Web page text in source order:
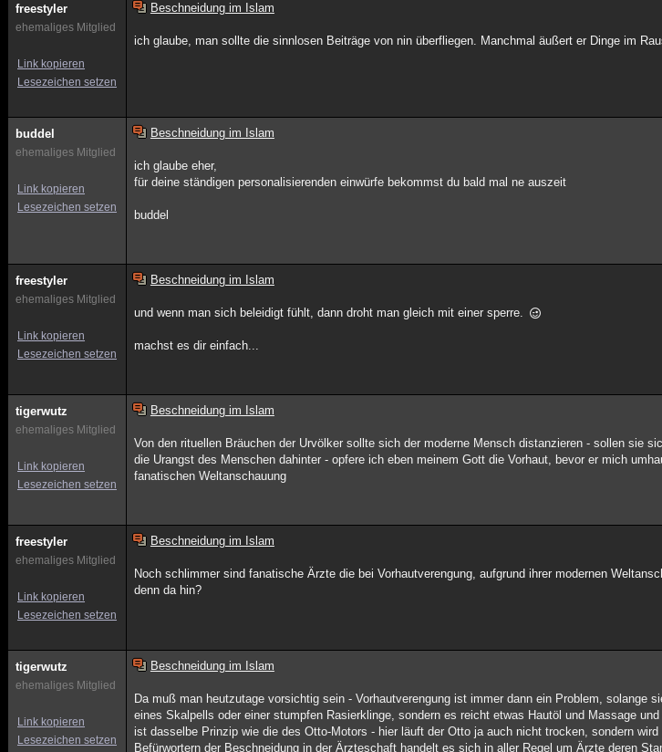
freestyler
ehemaliges Mitglied
Link kopieren
Lesezeichen setzen
Beschneidung im Islam
ich glaube, man sollte die sinnlosen Beiträge von nin überfliegen. Manchmal äußert er Dinge im
buddel
ehemaliges Mitglied
Link kopieren
Lesezeichen setzen
Beschneidung im Islam
ich glaube eher,
für deine ständigen personalisierenden einwürfe bekommst du bald mal ne auszeit
buddel
freestyler
ehemaliges Mitglied
Link kopieren
Lesezeichen setzen
Beschneidung im Islam
und wenn man sich beleidigt fühlt, dann droht man gleich mit einer sperre.
machst es dir einfach...
tigerwutz
ehemaliges Mitglied
Link kopieren
Lesezeichen setzen
Beschneidung im Islam
Von den rituellen Bräuchen der Urvölker sollte sich der moderne Mensch distanzieren - sollen sie
die Urangst des Menschen dahinter - opfere ich eben meinem Gott die Vorhaut, bevor er mich
fanatischen Weltanschauung
freestyler
ehemaliges Mitglied
Link kopieren
Lesezeichen setzen
Beschneidung im Islam
Noch schlimmer sind fanatische Ärzte die bei Vorhautverengung, aufgrund ihrer modernen
denn da hin?
tigerwutz
ehemaliges Mitglied
Link kopieren
Lesezeichen setzen
Beschneidung im Islam
Da muß man heutzutage vorsichtig sein - Vorhautverengung ist immer dann ein Problem, solange
eines Skalpells oder einer stumpfen Rasierklinge, sondern es reicht etwas Hautöl und Massage
ist dasselbe Prinzip wie die des Otto-Motors - hier läuft der Otto ja auch nicht trocken, sondern
Befürwortern der Beschneidung in der Ärzteschaft handelt es sich in aller Regel um Ärzte deren